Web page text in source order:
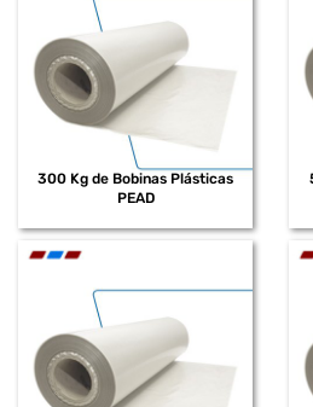
300 Kg de Bobinas Plásticas
PEAD